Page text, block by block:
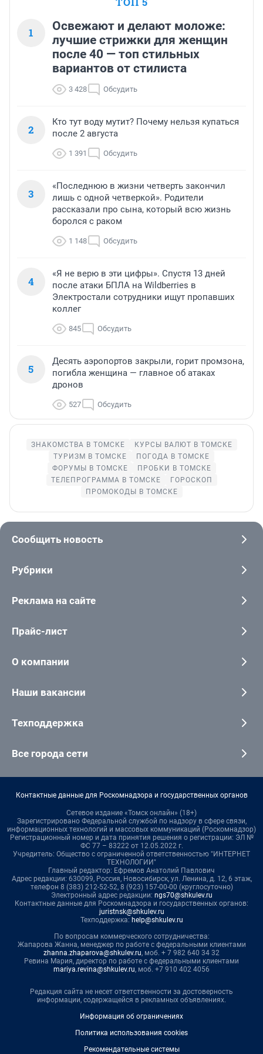
1
Освежают и делают моложе:
лучшие стрижки для женщин
после 40 — топ стильных
вариантов от стилиста
3 428 Обсудить
2
Кто тут воду мутит? Почему нельзя купаться
после 2 августа
1 391 Обсудить
3
«Последнюю в жизни четверть закончил
лишь с одной четверкой». Родители
рассказали про сына, который всю жизнь
боролся с раком
1 148 Обсудить
4
«Я не верю в эти цифры». Спустя 13 дней
после атаки БПЛА на Wildberries в
Электростали сотрудники ищут пропавших
коллег
845 Обсудить
5
Десять аэропортов закрыли, горит промзона,
погибла женщина — главное об атаках
дронов
527 Обсудить
ЗНАКОМСТВА В ТОМСКЕ
КУРСЫ ВАЛЮТ В ТОМСКЕ
ТУРИЗМ В ТОМСКЕ
ПОГОДА В ТОМСКЕ
ФОРУМЫ В ТОМСКЕ
ПРОБКИ В ТОМСКЕ
ТЕЛЕПРОГРАММА В ТОМСКЕ
ГОРОСКОП
ПРОМОКОДЫ В ТОМСКЕ
Сообщить новость
Рубрики
Реклама на сайте
Прайс-лист
О компании
Наши вакансии
Техподдержка
Все города сети
Контактные данные для Роскомнадзора и государственных органов
Сетевое издание «Томск онлайн» (18+)
Зарегистрировано Федеральной службой по надзору в сфере связи,
информационных технологий и массовых коммуникаций (Роскомнадзор)
Регистрационный номер и дата принятия решения о регистрации: ЭЛ №
ФС 77 – 83222 от 12.05.2022 г.
Учредитель: Общество с ограниченной ответственностью "ИНТЕРНЕТ
ТЕХНОЛОГИИ"
Главный редактор: Ефремов Анатолий Павлович
Адрес редакции: 630099, Россия, Новосибирск, ул. Ленина, д. 12, 6 этаж,
телефон 8 (383) 212-52-52, 8 (923) 157-00-00 (круглосуточно)
Электронный адрес редакции: ngs70@shkulev.ru
Контактные данные для Роскомнадзора и государственных органов:
juristnsk@shkulev.ru
Техподдержка: help@shkulev.ru
По вопросам коммерческого сотрудничества:
Жапарова Жанна, менеджер по работе с федеральными клиентами
zhanna.zhaparova@shkulev.ru, моб. + 7 982 640 34 32
Ревина Мария, директор по работе с федеральными клиентами
mariya.revina@shkulev.ru, моб. +7 910 402 4056
Редакция сайта не несет ответственности за достоверность
информации, содержащейся в рекламных объявлениях.
Информация об ограничениях
Политика использования cookies
Рекомендательные системы